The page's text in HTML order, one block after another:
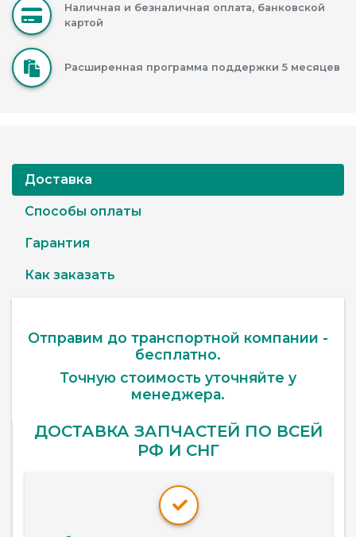
Наличная и безналичная оплата, банковской
картой
Расширенная программа поддержки 5 месяцев
Доставка
Способы оплаты
Гарантия
Как заказать
Отправим до транспортной компании -
бесплатно.
Точную стоимость уточняйте у
менеджера.
ДОСТАВКА ЗАПЧАСТЕЙ ПО ВСЕЙ
РФ И СНГ